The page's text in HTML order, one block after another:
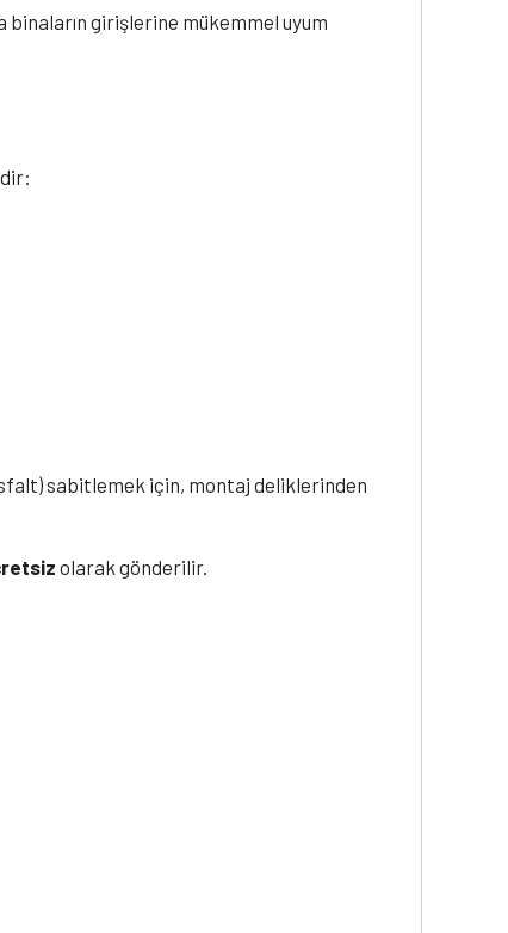
binaların girişlerine mükemmel uyum
sabitlemek için, montaj deliklerinden
olarak gönderilir.